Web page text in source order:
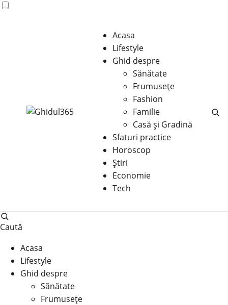
Acasa
Lifestyle
Ghid despre
Sănătate
Frumusețe
Fashion
Familie
Casă şi Gradină
Sfaturi practice
Horoscop
Știri
Economie
Tech
Caută
Acasa
Lifestyle
Ghid despre
Sănătate
Frumusețe